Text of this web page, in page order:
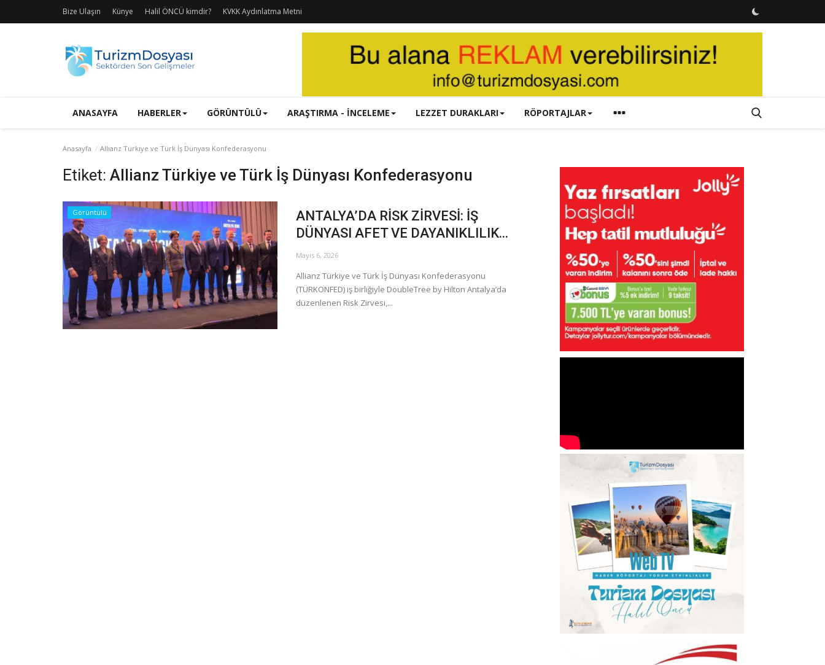
Bize Ulaşın Künye Halil ÖNCÜ kimdir? KVKK Aydınlatma Metni
ANASAYFA HABERLER GÖRÜNTÜLÜ ARAŞTIRMA - İNCELEME LEZZET DURAKLARI RÖPORTAJLAR
Anasayfa Allianz Türkiye ve Türk İş Dünyası Konfederasyonu
Etiket: Allianz Türkiye ve Türk İş Dünyası Konfederasyonu
Görüntülü
ANTALYA’DA RİSK ZİRVESİ: İŞ
DÜNYASI AFET VE DAYANIKLILIK...
Mayıs 6, 2026
Allianz Türkiye ve Türk İş Dünyası Konfederasyonu
(TÜRKONFED) iş birliğiyle DoubleTree by Hilton Antalya’da
düzenlenen Risk Zirvesi,...